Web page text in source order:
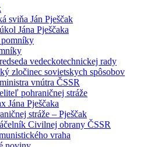
sviňa Ján Pješčak
Jána Pješčaka
pomníky
vedeckotechnickej rady
zločinec sovietskych spôsobov
vnútra ČSSR
pohraničnej stráže
Jána Pješčaka
stráže – Pješčak
Civilnej obrany ČSSR
vraha